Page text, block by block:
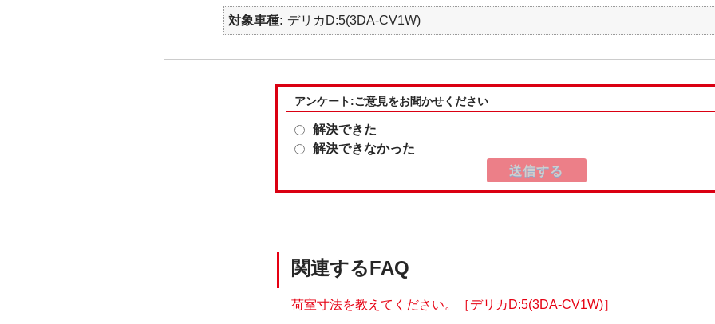
対象車種 デリカD:5(3DA-CV1W)
アンケート:ご意見をお聞かせください
解決できた
解決できなかった
関連するFAQ
荷室寸法を教えてください。［デリカD:5(3DA-CV1W)］